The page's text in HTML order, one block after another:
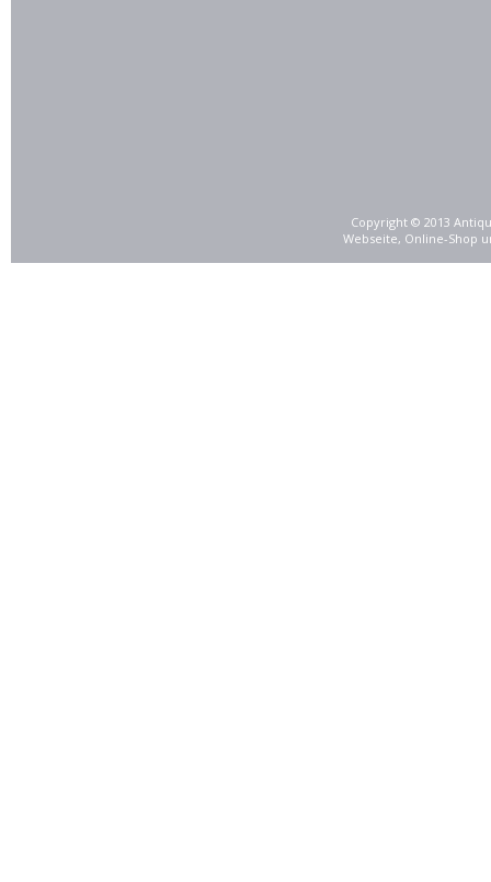
Copyright © 2013
Webseite, Online-Shop